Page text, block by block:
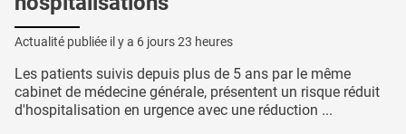
Actualité publiée il y a 6 jours 23 heures
Les patients suivis depuis plus de 5 ans par le même
cabinet de médecine générale, présentent un risque réduit
d'hospitalisation en urgence avec une réduction ...